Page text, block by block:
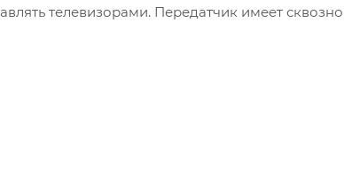
телевизорами. Передатчик имеет